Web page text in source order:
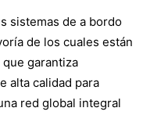
sistemas de a bordo
de los cuales están
garantiza
alta calidad para
red global integral